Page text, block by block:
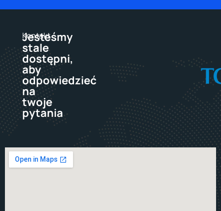
Kontakt
Jesteśmy
stale
dostępni,
aby
odpowiedzieć
na
twoje
pytania